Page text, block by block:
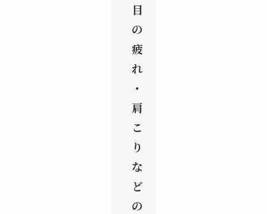
目
の
疲
れ
・
肩
こ
り
な
ど
の